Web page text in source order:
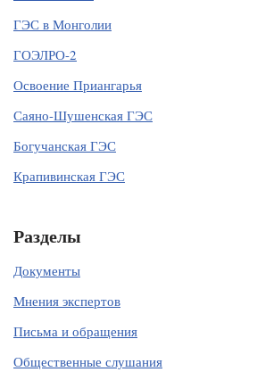
ГЭС в Монголии
ГОЭЛРО-2
Освоение Приангарья
Саяно-Шушенская ГЭС
Богучанская ГЭС
Крапивинская ГЭС
Разделы
Документы
Мнения экспертов
Письма и обращения
Общественные слушания